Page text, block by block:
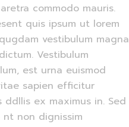
commodo mauris.
quis ipsum ut lorem
vestibulum magna
Vestibulum
est urna euismod
sapien efficitur
ddllis ex maximus in. Sed
non dignissim